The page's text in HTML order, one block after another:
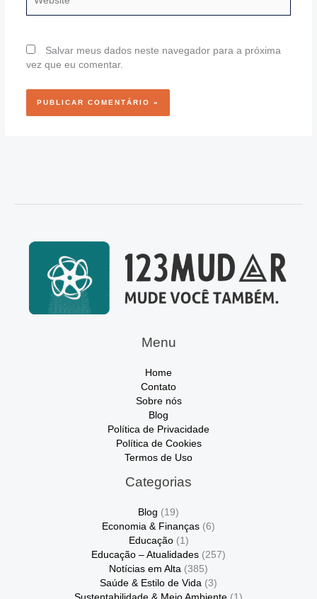
Salvar meus dados neste navegador para a próxima
vez que eu comentar.
Menu
Home
Contato
Sobre nós
Blog
Política de Privacidade
Política de Cookies
Termos de Uso
Categorias
Blog (19)
Economia & Finanças (6)
Educação(1)
Educação – Atualidades (257)
Notícias em Alta (385)
Saúde & Estilo de Vida (3)